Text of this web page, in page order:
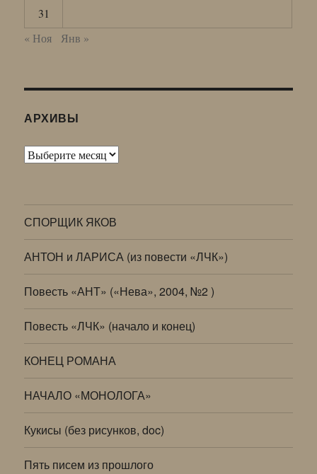
31
« Ноя
Янв »
АРХИВЫ
Архивы
СПОРЩИК ЯКОВ
АНТОН и ЛАРИСА (из повести «ЛЧК»)
Повесть «АНТ» («Нева», 2004, №2 )
Повесть «ЛЧК» (начало и конец)
КОНЕЦ РОМАНА
НАЧАЛО «МОНОЛОГА»
Кукисы (без рисунков, doc)
Пять писем из прошлого